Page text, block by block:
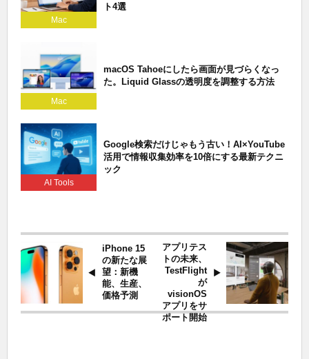
Mac
ト4選
Mac
macOS Tahoeにしたら画面が見づらくなっ
た。Liquid Glassの透明度を調整する方法
AI Tools
Google検索だけじゃもう古い！AI×YouTube
活用で情報収集効率を10倍にする最新テクニ
ック
iPhone 15
の新たな展
望：新機
能、生産、
価格予測
アプリテス
トの未来、
TestFlight
が
visionOS
アプリをサ
ポート開始